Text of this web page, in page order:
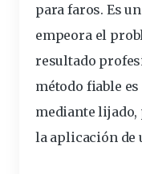
para faros. Es
empeora el
resultado
método fiable
mediantelijado,
la aplicación de